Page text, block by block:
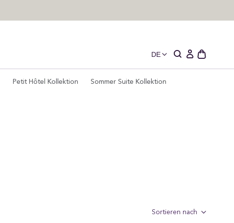
Petit Hôtel Kollektion Sommer Suite Kollektion
DE
des
Sortieren nach